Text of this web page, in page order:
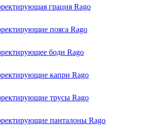
грация Rago
пояса Rago
боди Rago
капри Rago
трусы Rago
панталоны Rago